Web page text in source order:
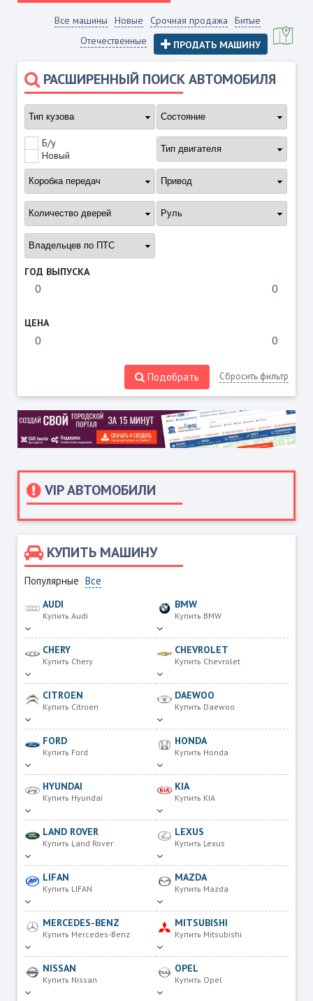
VIP АВТОМОБИЛИ
КУПИТЬ МАШИНУ
Популярные Все
AUDI
Купить Audi
BMW
Купить BMW
CHERY
Купить Chery
CHEVROLET
Купить Chevrolet
CITROEN
Купить Citroen
DAEWOO
Купить Daewoo
FORD
Купить Ford
HONDA
Купить Honda
HYUNDAI
Купить Hyundai
KIA
Купить KIA
LAND ROVER
Купить Land Rover
LEXUS
Купить Lexus
LIFAN
Купить LIFAN
MAZDA
Купить Mazda
MERCEDES-BENZ
Купить Mercedes-Benz
MITSUBISHI
Купить Mitsubishi
NISSAN
Купить Nissan
OPEL
Купить Opel
Все машины Новые Срочная продажа
Битые
Отечественные
ПРОДАТЬ МАШИНУ
РАСШИРЕННЫЙ ПОИСК АВТОМОБИЛЯ
Б/у
Новый
ГОД ВЫПУСКА
ЦЕНА
Подобрать Сбросить фильтр